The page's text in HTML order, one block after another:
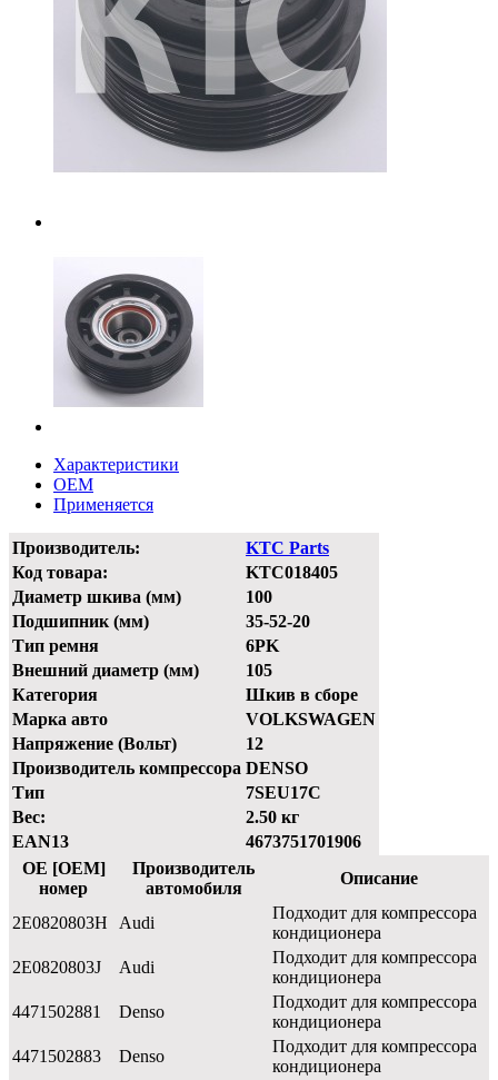
Характеристики
OEM
Применяется
Производитель:
KTC Parts
Код товара:
KTC018405
Диаметр шкива (мм)
100
Подшипник (мм)
35-52-20
Тип ремня
6PK
Внешний диаметр (мм)
105
Категория
Шкив в сборе
Марка авто
VOLKSWAGEN
Напряжение (Вольт)
12
Производитель компрессора DENSO
Тип
7SEU17C
Вес:
2.50 кг
EAN13
4673751701906
OE [OEM]
номер
Производитель
автомобиля
Описание
2E0820803H Audi
Подходит для компрессора
кондиционера
2E0820803J
Audi
Подходит для компрессора
кондиционера
4471502881
Denso
Подходит для компрессора
кондиционера
4471502883
Denso
Подходит для компрессора
кондиционера